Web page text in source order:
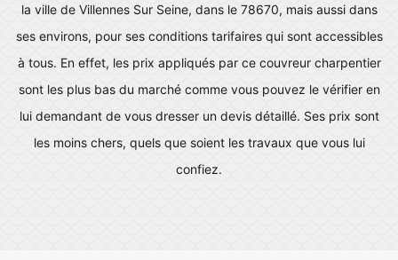
la ville de Villennes Sur Seine, dans le 78670, mais aussi dans
ses environs, pour ses conditions tarifaires qui sont accessibles
à tous. En effet, les prix appliqués par ce couvreur charpentier
sont les plus bas du marché comme vous pouvez le vérifier en
lui demandant de vous dresser un devis détaillé. Ses prix sont
les moins chers, quels que soient les travaux que vous lui
confiez.